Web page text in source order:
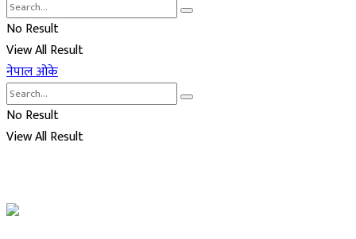
No Result
View All Result
नेपाल ओके
No Result
View All Result